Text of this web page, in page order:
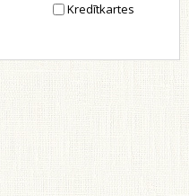
Kredītkartes